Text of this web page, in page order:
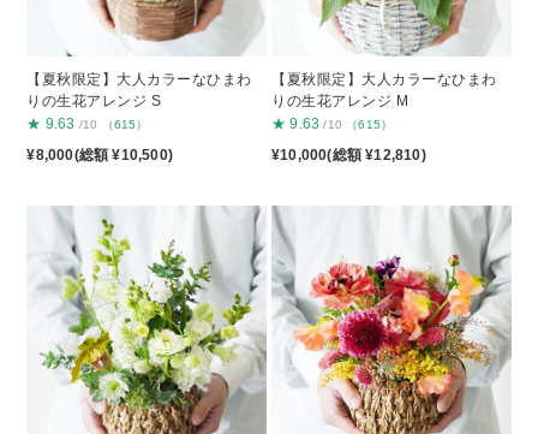
【夏秋限定】大人カラーなひまわ
りの生花アレンジ S
★ 9.63 /10 （615）
¥8,000(総額 ¥10,500)
【夏秋限定】大人カラーなひまわ
りの生花アレンジ M
★ 9.63 /10 （615）
¥10,000(総額 ¥12,810)